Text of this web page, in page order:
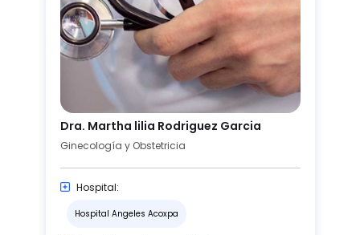
Dra. Martha lilia Rodriguez Garcia
Ginecología y Obstetricia
Hospital:
Hospital Angeles Acoxpa